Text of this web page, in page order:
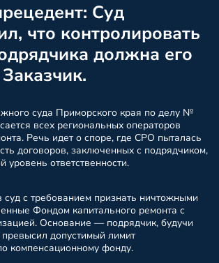
Суд
что контролировать
должна его
суда Приморского края по делу №
всех региональных операторов
Речь идет о споре, где СРО пыталась
договоров, заключенных с подрядчиком,
уровень ответственности.
с требованием признать ничтожными
Фондом капитального ремонта с
Основание — подрядчик, будучи
допустимый лимит
компенсационному фонду.